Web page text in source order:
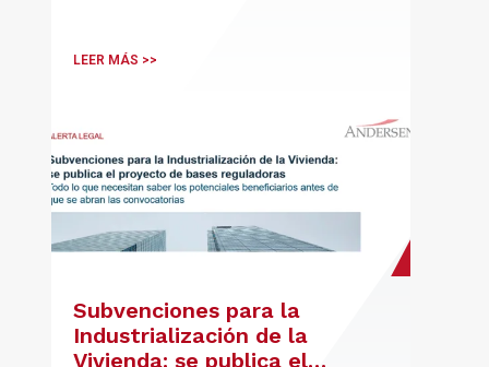
asistencia, complementos de
LEER MÁS >>
Subvenciones para la
Industrialización de la
Vivienda: se publica el